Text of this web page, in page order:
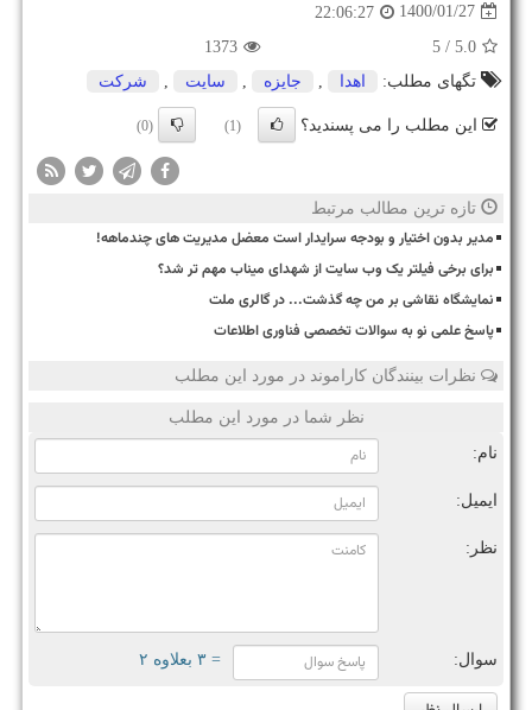
1400/01/27
22:06:27
5.0
/ 5
1373
تگهای مطلب:
اهدا , جایزه , سایت , شركت
این مطلب را می پسندید؟ (1)
(0)
تازه ترین مطالب مرتبط
مدیر بدون اختیار و بودجه سرایدار است معضل مدیریت های چندماهه!
برای برخی فیلتر یک وب سایت از شهدای میناب مهم تر شد؟
نمایشگاه نقاشی بر من چه گذشت... در گالری ملت
پاسخ علمی نو به سوالات تخصصی فناوری اطلاعات
نظرات بینندگان کاراموند در مورد این مطلب
نظر شما در مورد این مطلب
نام:
ایمیل:
نظر:
سوال: = ۳ بعلاوه ۲